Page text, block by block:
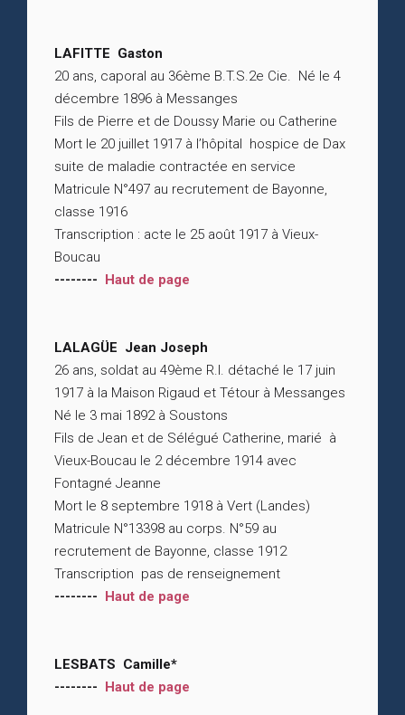
LAFITTE Gaston
20 ans, caporal au 36ème B.T.S.2e Cie. Né le 4
décembre 1896 à Messanges
Fils de Pierre et de Doussy Marie ou Catherine
Mort le 20 juillet 1917 à l’hôpital hospice de Dax
suite de maladie contractée en service
Matricule N°497 au recrutement de Bayonne,
classe 1916
Transcription : acte le 25 août 1917 à Vieux-
Boucau
-------- Haut de page
LALAGÜE Jean Joseph
26 ans, soldat au 49ème R.I. détaché le 17 juin
1917 à la Maison Rigaud et Tétour à Messanges
Né le 3 mai 1892 à Soustons
Fils de Jean et de Sélégué Catherine, marié à
Vieux-Boucau le 2 décembre 1914 avec
Fontagné Jeanne
Mort le 8 septembre 1918 à Vert (Landes)
Matricule N°13398 au corps. N°59 au
recrutement de Bayonne, classe 1912
Transcription pas de renseignement
-------- Haut de page
LESBATS Camille*
-------- Haut de page